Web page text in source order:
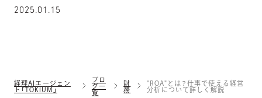
2025.01.15
経理AIエージェン
ト「TOKIUM」
ブロ
グ一
覧
財
務
"ROA"とは？仕事で使える経営
分析について詳しく解説